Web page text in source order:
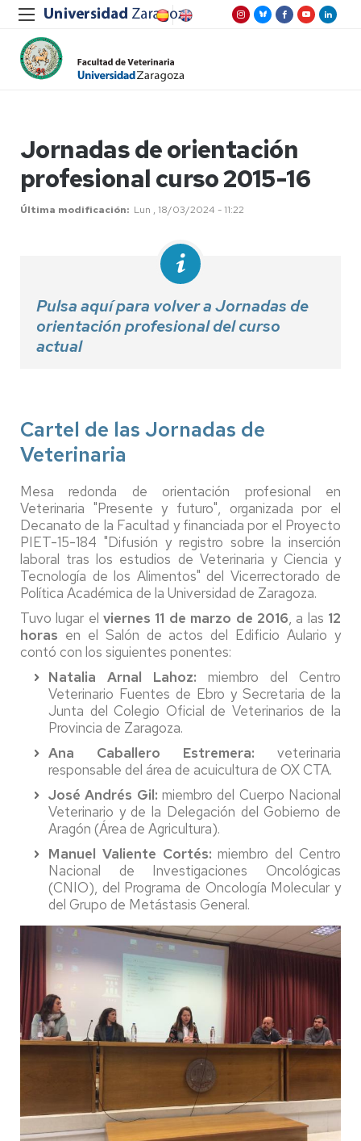
Jornadas de orientación
profesional curso 2015-16
Última modificación Lun , 18/03/2024 - 11:22
Pulsa aquí para volver a Jornadas de
orientación profesional del curso
actual
Cartel de las Jornadas de
Veterinaria
Mesa redonda de orientación profesional en
Veterinaria "Presente y futuro", organizada por el
Decanato de la Facultad y financiada por el Proyecto
PIET-15-184 "Difusión y registro sobre la inserción
laboral tras los estudios de Veterinaria y Ciencia y
Tecnología de los Alimentos" del Vicerrectorado de
Política Académica de la Universidad de Zaragoza.
Tuvo lugar elviernes 11 de marzo de 2016, a las 12
horas en el Salón de actos del Edificio Aulario y
contó con los siguientes ponentes:
Natalia Arnal Lahoz: miembro del Centro
Veterinario Fuentes de Ebro y Secretaria de la
Junta del Colegio Oficial de Veterinarios de la
Provincia de Zaragoza.
Ana Caballero Estremera: veterinaria
responsable del área de acuicultura de OX CTA.
José Andrés Gil: miembro del Cuerpo Nacional
Veterinario y de la Delegación del Gobierno de
Aragón (Área de Agricultura).
Manuel Valiente Cortés: miembro del Centro
Nacional de Investigaciones Oncológicas
(CNIO), del Programa de Oncología Molecular y
del Grupo de Metástasis General.